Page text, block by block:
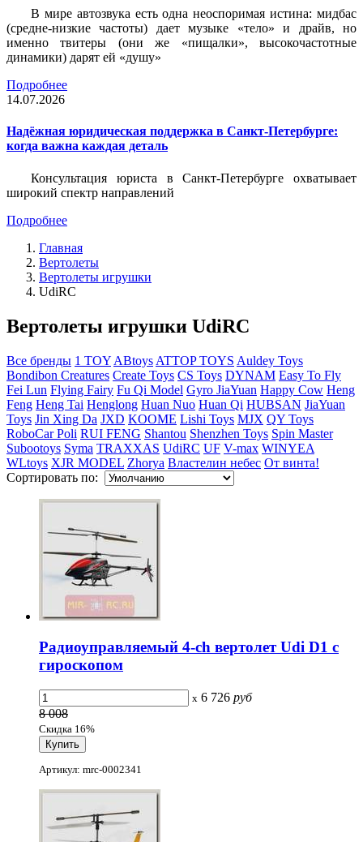
В мире автозвука есть одна неоспоримая истина: мидбас
(средне-низкие частоты) дает музыке «тело» и драйв, но
именно твитеры (они же «пищалки», высокочастотные
динамики) дарят ей «душу»
Подробнее
14.07.2026
Надёжная юридическая поддержка в Санкт-Петербурге:
когда важна каждая деталь
Консультация юриста в Санкт-Петербурге охватывает
широкий спектр направлений
Подробнее
Главная
Вертолеты
Вертолеты игрушки
UdiRC
Вертолеты игрушки UdiRC
Все бренды 1 TOY ABtoys ATTOP TOYS Auldey Toys
Bondibon Creatures Create Toys CS Toys DYNAM Easy To Fly
Fei Lun Flying Fairy Fu Qi Model Gyro JiaYuan Happy Cow Heng
Feng Heng Tai Henglong Huan Nuo Huan Qi HUBSAN JiaYuan
Toys Jin Xing Da JXD KOOME Lishi Toys MJX QY Toys
RoboCar Poli RUI FENG Shantou Shenzhen Toys Spin Master
Subootoys Syma TRAXXAS UdiRC UF V-max WINYEA
WLtoys XJR MODEL Zhorya Властелин небес От винта!
Сортировать по:
Радиоуправляемый 4-ch вертолет Udi D1 с
гироскопом
x 6 726 руб
8 008
Скидка 16%
Артикул: mrc-0002341